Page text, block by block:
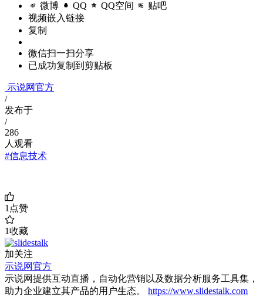
微博 QQ QQ空间 贴吧
视频嵌入链接
复制
微信扫一扫分享
已成功复制到剪贴板
示说网官方
/
发布于
/
286
人观看
#信息技术
1点赞
1收藏
加关注
示说网官方
示说网提供互动直播，自动化营销以及数据分析服务工具集，
助力企业建立其产品的用户生态。
https://www.slidestalk.com